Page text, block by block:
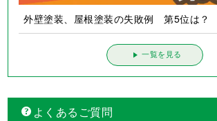
外壁塗装、屋根塗装の失敗例 第5位は？
一覧を見る
よくあるご質問